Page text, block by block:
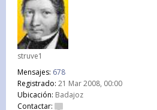
struve1
Mensajes: 678
Registrado: 21 Mar 2008, 00:00
Ubicación: Badajoz
Contactar: